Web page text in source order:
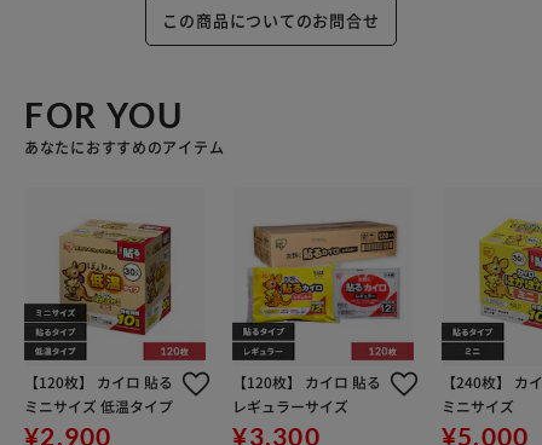
この商品についてのお問合せ
FOR YOU
あなたにおすすめのアイテム
【120枚】 カイロ 貼る
ミニサイズ 低温タイプ
¥2,900
【120枚】 カイロ 貼る
レギュラーサイズ
¥3,300
【240枚】 カ
ミニサイズ
¥5,000